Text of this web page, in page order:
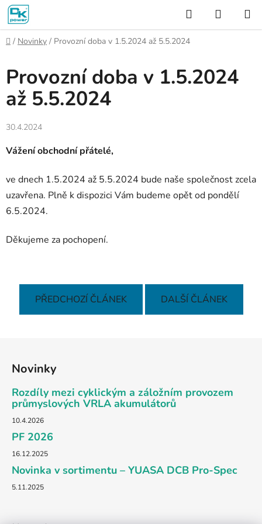
Přejít
obsah
Hledat
KOŠÍK
Domů
/ Novinky / Provozní doba v 1.5.2024 až 5.5.2024
Provozní doba v 1.5.2024
až 5.5.2024
30.4.2024
Vážení obchodní přátelé,
ve dnech 1.5.2024 až 5.5.2024 bude naše společnost zcela
uzavřena. Plně k dispozici Vám budeme opět od pondělí
6.5.2024.
Děkujeme za pochopení.
PŘEDCHOZÍ ČLÁNEK DALŠÍ ČLÁNEK
Novinky
Rozdíly mezi cyklickým a záložním provozem
průmyslových VRLA akumulátorů
10.4.2026
PF 2026
16.12.2025
Novinka v sortimentu – YUASA DCB Pro-Spec
5.11.2025